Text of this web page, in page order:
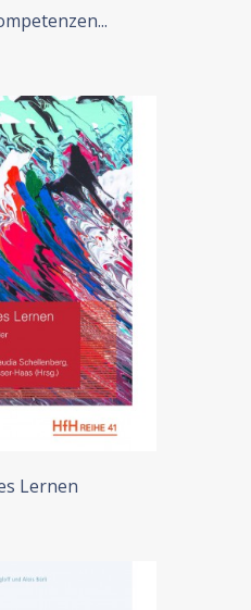
Lernen